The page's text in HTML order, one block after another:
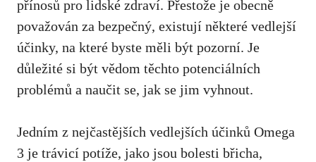
přínosů pro ⁢lidské zdraví.‌ Přestože je ​obecně⁣
považován za ‌bezpečný,⁣ existují některé vedlejší⁣
účinky, na které byste měli ⁢být pozorní. Je
důležité si být vědom ⁢těchto‌ potenciálních⁣
problémů a naučit se, jak se jim vyhnout.
Jedním z nejčastějších vedlejších účinků Omega
3⁣ je⁤ trávicí potíže, jako jsou bolesti břicha,⁣